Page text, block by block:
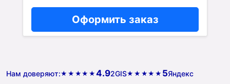
Оформить заказ
Нам доверяют:★★★★★ 4.92GIS★★★★★ 5Яндекс